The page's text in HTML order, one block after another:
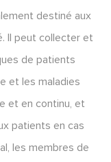
destiné aux
Il peut collecter et
de patients
et les maladies
et en continu, et
patients en cas
les membres de